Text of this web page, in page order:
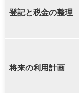
登記と税金の整理
将来の利用計画